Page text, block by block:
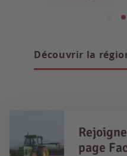
Découvrir la
page